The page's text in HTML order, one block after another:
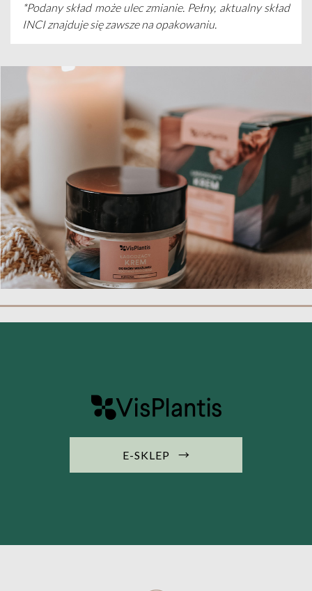
*Podany skład może ulec zmianie. Pełny, aktualny skład
INCI znajduje się zawsze na opakowaniu.
E-SKLEP →